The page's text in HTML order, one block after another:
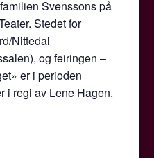
Svenssons på
Stedet for
Nittedal
og feiringen –
er i perioden
i regi av Lene Hagen.